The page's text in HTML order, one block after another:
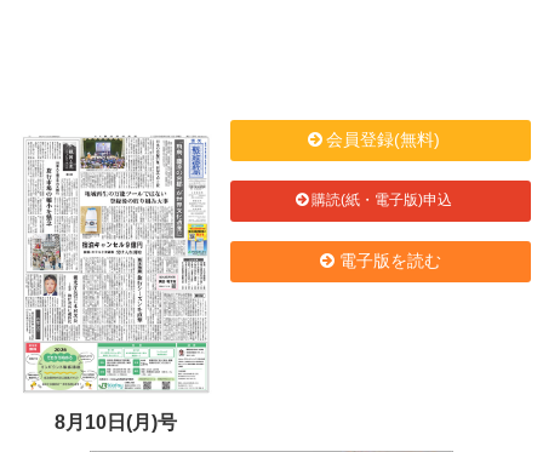
8月10日(月)号
会員登録(無料)
購読(紙・電子版)申込
電子版を読む